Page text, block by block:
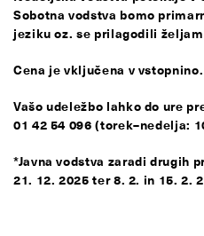
Sobotna vodstva bomo
jeziku oz. se prilagodili
Cena je vključena v vstopnino.
Vašo udeležbo lahko do ure
01 42 54 096 (torek–nedelja:
*Javna vodstva zaradi drugih
21. 12. 2025 ter 8. 2. in 15. 2.